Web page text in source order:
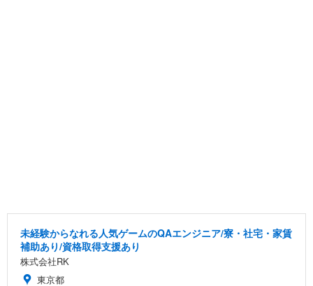
未経験からなれる人気ゲームのQAエンジニア/寮・社宅・家賃
補助あり/資格取得支援あり
株式会社RK
東京都